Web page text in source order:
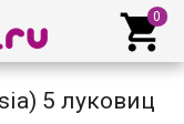

5 луковиц